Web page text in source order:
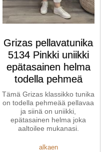
Grizas pellavatunika
5134 Pinkki uniikki
epätasainen helma
todella pehmeä
Tämä Grizas klassikko tunika
on todella pehmeää pellavaa
ja siinä on uniikki,
epätasainen helma joka
aaltoilee mukanasi.
alkaen